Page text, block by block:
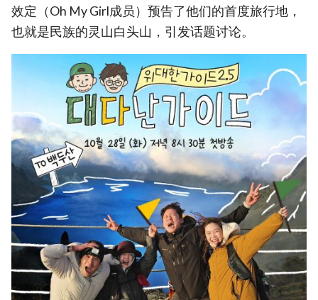
效定（Oh My Girl成员）预告了他们的首度旅行地，
也就是民族的灵山白头山，引发话题讨论。